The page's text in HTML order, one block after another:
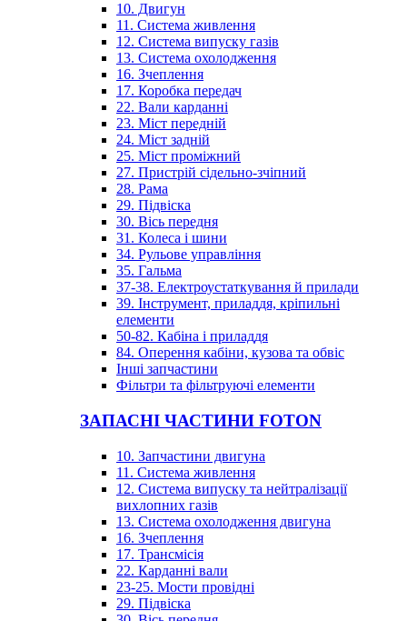
10. Двигун
11. Система живлення
12. Система випуску газів
13. Система охолодження
16. Зчеплення
17. Коробка передач
22. Вали карданні
23. Міст передній
24. Міст задній
25. Міст проміжний
27. Пристрій сідельно-зчіпний
28. Рама
29. Підвіска
30. Вісь передня
31. Колеса і шини
34. Рульове управління
35. Гальма
37-38. Електроустаткування й прилади
39. Інструмент, приладдя, кріпильні
елементи
50-82. Кабіна і приладдя
84. Оперення кабіни, кузова та обвіс
Інші запчастини
Фільтри та фільтруючі елементи
ЗАПАСНІ ЧАСТИНИ FOTON
10. Запчастини двигуна
11. Система живлення
12. Система випуску та нейтралізації
вихлопних газів
13. Система охолодження двигуна
16. Зчеплення
17. Трансмісія
22. Карданні вали
23-25. Мости провідні
29. Підвіска